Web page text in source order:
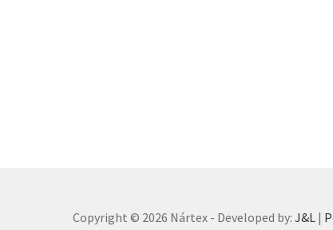
Copyright © 2026 Nártex - Developed by: J&L |